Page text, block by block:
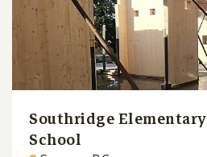
Southridge Elementary
School